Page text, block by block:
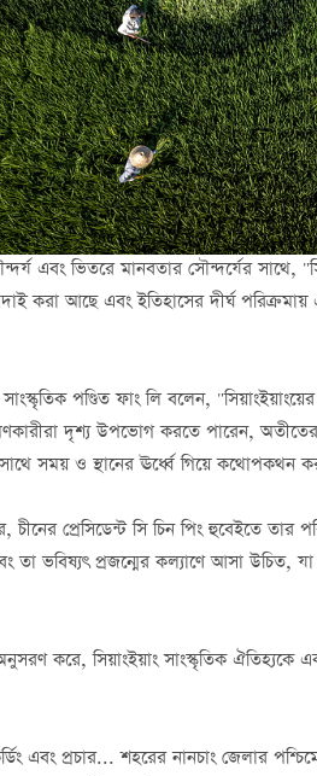
এবং ভিতরে মানবতার সৌন্দর্যের সাথে,
করা আছে এবং ইতিহাসের দীর্ঘ
পণ্ডিত ফাং লি বলেন,
দৃশ্য উপভোগ করতে পারেন,
সাথে সময় ও স্থানের ঊর্ধ্বে গিয়ে কথোপকথন
চীনের প্রেসিডেন্ট সি চিন পিং হুবেইতে
তা ভবিষ্যৎ প্রজন্মের কল্যাণে আসা উচিত,
করে, সিয়াংইয়াং সাংস্কৃতিক ঐতিহ্যকে
এবং প্রচার... শহরের নানচাং জেলার